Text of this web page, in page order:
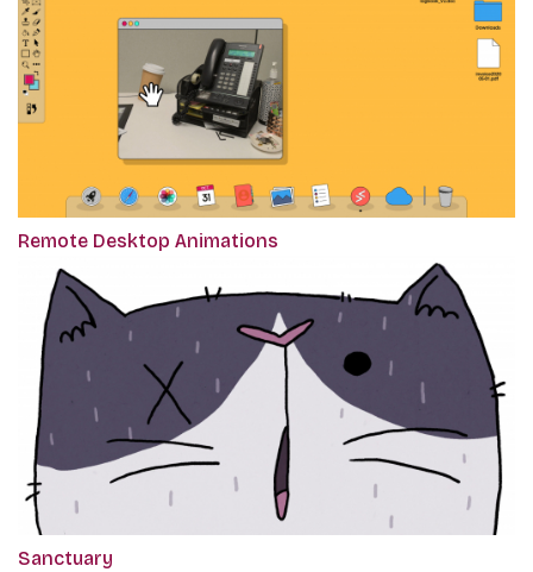
Remote Desktop Animations
Sanctuary